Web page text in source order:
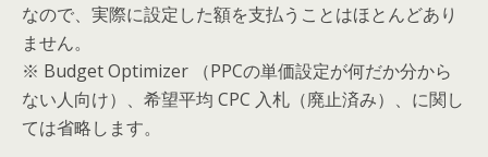
なので、実際に設定した額を支払うことはほとんどあり
ません。
※ Budget Optimizer （PPCの単価設定が何だか分から
ない人向け）、希望平均 CPC 入札（廃止済み）、に関し
ては省略します。